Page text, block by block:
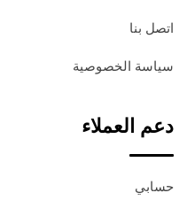
اتصل بنا
سياسة الخصوصية
دعم العملاء
حسابي